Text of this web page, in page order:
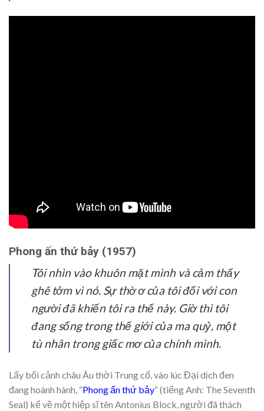
Phong ấn thứ bảy (1957)
Tôi nhìn vào khuôn mặt mình và cảm thấy
ghê tởm vì nó. Sự thờ ơ của tôi đối với con
người đã khiến tôi ra thế này. Giờ thì tôi
đang sống trong thế giới của ma quỷ, một
tù nhân trong giấc mơ của chính mình.
Lấy bối cảnh châu Âu thời Trung cổ, vào lúc Đại dịch đen
đang hoành hành, “Phong ấn thứ bảy” (tiếng Anh: The Seventh
Seal) kể về một hiệp sĩ tên Antonius Block, người đã thách